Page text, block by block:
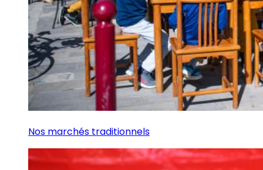
Nos marchés traditionnels